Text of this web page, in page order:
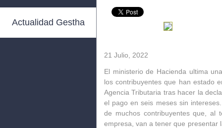
Actualidad Gestha
21 Julio, 2022
El ministerio de Hacienda ultima
los contribuyentes que han estado
Agencia Tributaria tras hacer la
el pago en seis meses sin
de muchos contribuyentes que, al
empresa, van a tener que presentar